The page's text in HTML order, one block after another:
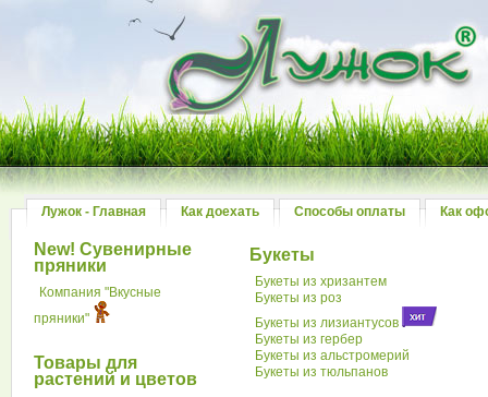
Лужок - Главная Как доехать Способы оплаты Как
New! Сувенирные
пряники
Компания "Вкусные
пряники"
Товары для
растений и цветов
Букеты
Букеты из хризантем
Букеты из роз
Букеты из лизиантусов
Букеты из гербер
Букеты из альстромерий
Букеты из тюльпанов